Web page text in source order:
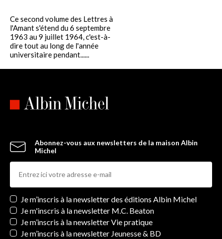
Ce second volume des Lettres à
l'Amant s'étend du 6 septembre
1963 au 9 juillet 1964, c'est-à-
dire tout au long de l'année
universitaire pendant......
Abonnez-vous aux newsletters de la maison Albin
Michel
Newsletters
Je m’inscris à la newsletter des éditions Albin Michel
Je m'inscris à la newsletter M.C. Beaton
Je m’inscris à la newsletter Vie pratique
Je m’inscris à la newsletter Jeunesse & BD